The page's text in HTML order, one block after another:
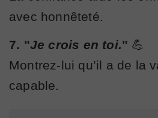
avec honnêteté.
7. "Je crois en toi." 💪
Montrez-lui qu’il a de la
capable.